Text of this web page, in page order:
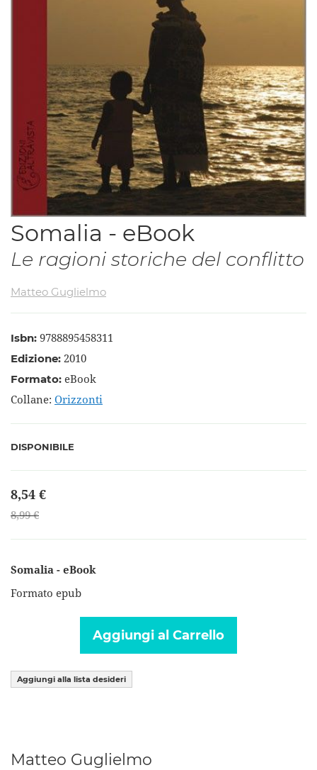
Somalia - eBook
Le ragioni storiche del conflitto
Matteo Guglielmo
Isbn: 9788895458311
Edizione: 2010
Formato: eBook
Collane: Orizzonti
DISPONIBILE
8,54 €
8,99 €
Vai
della
galleria
-
Somalia - eBook
Formato epub
Aggiungi al Carrello
Aggiungi alla lista desideri
Matteo Guglielmo